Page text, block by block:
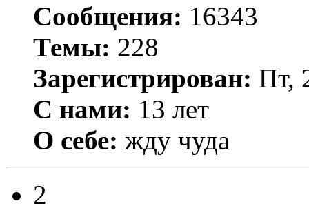
Сообщения: 16343
Темы: 228
Зарегистрирован: Пт,
С нами: 13 лет
О себе: жду чуда
2